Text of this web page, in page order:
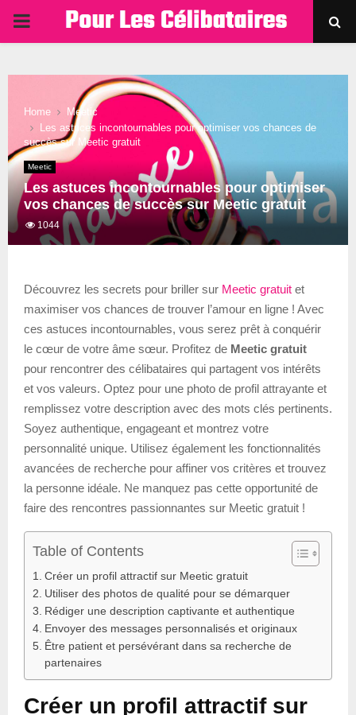
PRIMARY
Home
Meetic
Les astuces incontournables pour optimiser vos chances de
succès sur Meetic gratuit
Meetic
Les astuces incontournables pour optimiser
vos chances de succès sur Meetic gratuit
1044
Découvrez les secrets pour briller sur Meetic gratuit et
maximiser vos chances de trouver l’amour en ligne ! Avec
ces astuces incontournables, vous serez prêt à conquérir
le cœur de votre âme sœur. Profitez de Meetic gratuit
pour rencontrer des célibataires qui partagent vos intérêts
et vos valeurs. Optez pour une photo de profil attrayante et
remplissez votre description avec des mots clés pertinents.
Soyez authentique, engageant et montrez votre
personnalité unique. Utilisez également les fonctionnalités
avancées de recherche pour affiner vos critères et trouvez
la personne idéale. Ne manquez pas cette opportunité de
faire des rencontres passionnantes sur Meetic gratuit !
Table of Contents
Créer un profil attractif sur Meetic gratuit
Utiliser des photos de qualité pour se démarquer
Rédiger une description captivante et authentique
Envoyer des messages personnalisés et originaux
Être patient et persévérant dans sa recherche de
partenaires
Créer un profil attractif sur